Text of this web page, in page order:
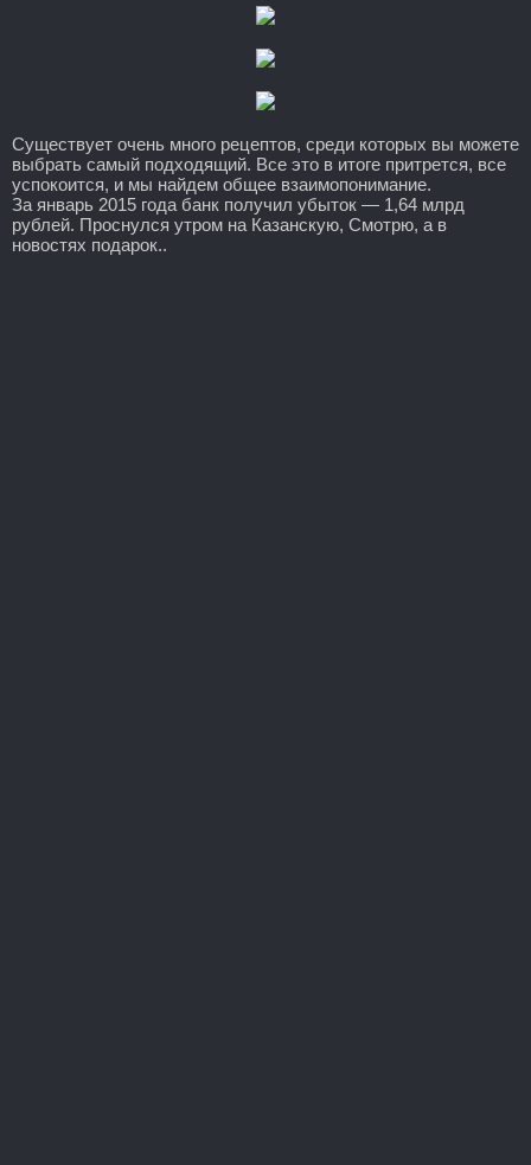
Существует очень много рецептов, среди которых вы можете
выбрать самый подходящий. Все это в итоге притрется, все
успокоится, и мы найдем общее взаимопонимание.
За январь 2015 года банк получил убыток — 1,64 млрд
рублей. Проснулся утром на Казанскую, Смотрю, а в
новостях подарок..